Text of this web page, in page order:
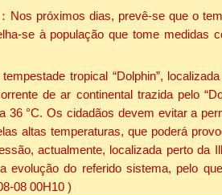
Nos próximos dias, prevê-se que o
se à população que tome
tropical “Dolphin”,
de ar continental trazida pelo
36 °C. Os cidadãos devem evitar a
altas temperaturas, que poderá
actualmente, localizada perto
evolução do referido sistema, pelo
08 00H10 )